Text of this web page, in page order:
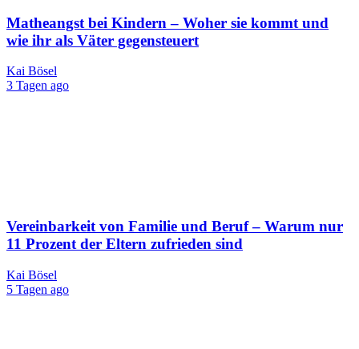
Matheangst bei Kindern – Woher sie kommt und
wie ihr als Väter gegensteuert
Kai Bösel
3 Tagen ago
Vereinbarkeit von Familie und Beruf – Warum nur
11 Prozent der Eltern zufrieden sind
Kai Bösel
5 Tagen ago